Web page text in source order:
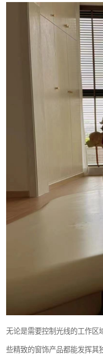
无论是需要控制光线的工作区
些精致的窗饰产品都能发挥其